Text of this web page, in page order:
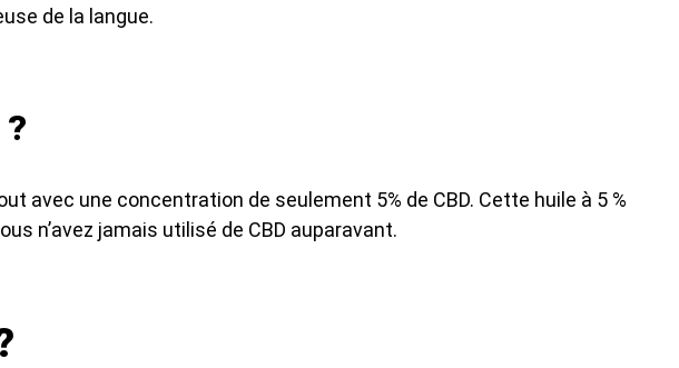
de la langue.
avec une concentration de seulement 5% de CBD. Cette huile à 5 %
n’avez jamais utilisé de CBD auparavant.